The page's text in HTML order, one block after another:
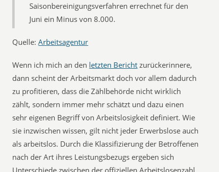
Saisonbereinigungsverfahren errechnet für den
Juni ein Minus von 8.000.
Quelle:Arbeitsagentur
Wenn ich mich an den letzten Bericht zurückerinnere,
dann scheint der Arbeitsmarkt doch vor allem dadurch
zu profitieren, dass die Zählbehörde nicht wirklich
zählt, sondern immer mehr schätzt und dazu einen
sehr eigenen Begriff von Arbeitslosigkeit definiert. Wie
sie inzwischen wissen, gilt nicht jeder Erwerbslose auch
als arbeitslos. Durch die Klassifizierung der Betroffenen
nach der Art ihres Leistungsbezugs ergeben sich
Unterschiede zwischen der offiziellen Arbeitslosenzahl